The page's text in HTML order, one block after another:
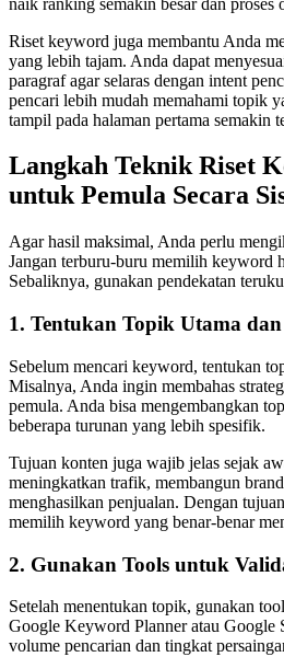
Riset keyword juga membantu Anda
yang lebih tajam. Anda dapat
paragraf agar selaras dengan intent
pencari lebih mudah memahami topik
tampil pada halaman pertama semakin
Langkah Teknik Riset
untuk Pemula Secara
Agar hasil maksimal, Anda perlu
Jangan terburu-buru memilih keyword
Sebaliknya, gunakan pendekatan
1. Tentukan Topik Utama
Sebelum mencari keyword, tentukan
Misalnya, Anda ingin membahas
pemula. Anda bisa mengembangkan
beberapa turunan yang lebih spesifik.
Tujuan konten juga wajib jelas sejak
meningkatkan trafik, membangun
menghasilkan penjualan. Dengan
memilih keyword yang benar-benar
2. Gunakan Tools untuk
Setelah menentukan topik, gunakan
Google Keyword Planner atau Google
volume pencarian dan tingkat